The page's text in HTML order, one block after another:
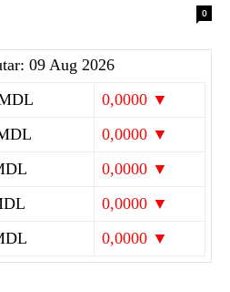
0
09 Aug 2026
0,0000 ▼
0,0000 ▼
0,0000 ▼
0,0000 ▼
0,0000 ▼